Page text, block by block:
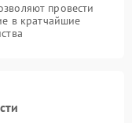
провести
в кратчайшие